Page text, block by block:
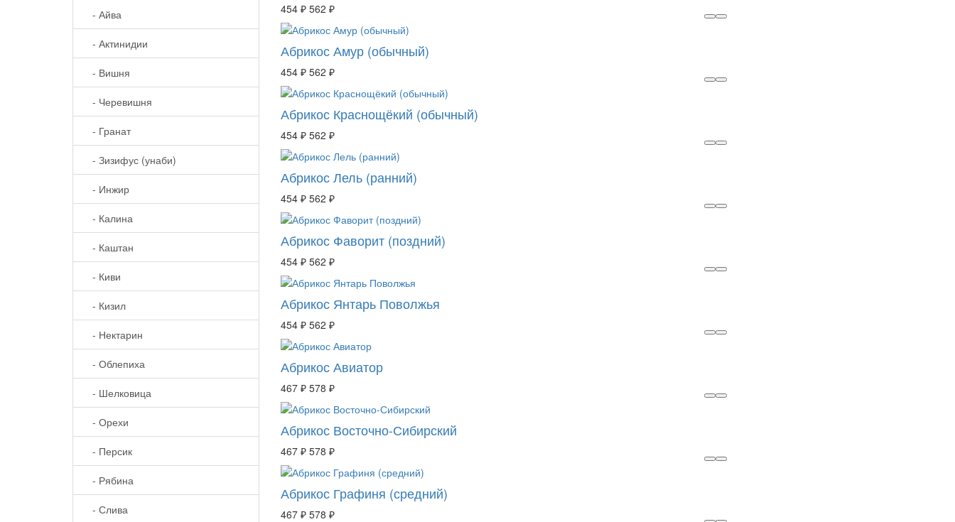
- Айва
- Актинидии
- Вишня
- Черевишня
- Гранат
- Зизифус (унаби)
- Инжир
- Калина
- Каштан
- Киви
- Кизил
- Нектарин
- Облепиха
- Шелковица
- Орехи
- Персик
- Рябина
- Слива
454 ₽ 562 ₽
Абрикос Амур (обычный)
454 ₽ 562 ₽
Абрикос Краснощёкий (обычный)
454 ₽ 562 ₽
Абрикос Лель (ранний)
454 ₽ 562 ₽
Абрикос Фаворит (поздний)
454 ₽ 562 ₽
Абрикос Янтарь Поволжья
454 ₽ 562 ₽
Абрикос Авиатор
467 ₽ 578 ₽
Абрикос Восточно-Сибирский
467 ₽ 578 ₽
Абрикос Графиня (средний)
467 ₽ 578 ₽